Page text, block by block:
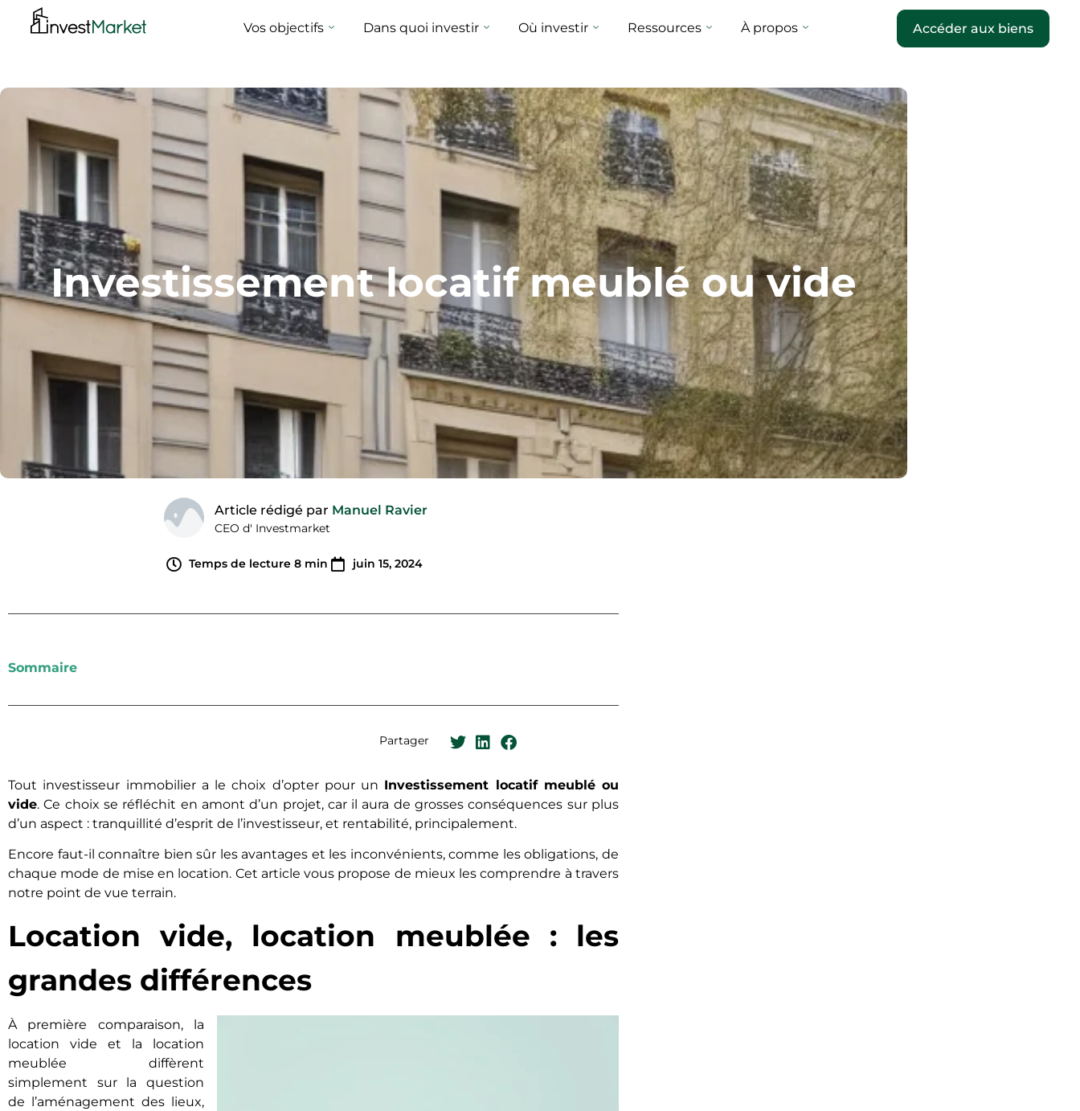
Vos objectifs Dans quoi investir Où investir Ressources À propos Accéder aux biens
Investissement locatif meublé ou vide
Article rédigé par Manuel Ravier
CEO d' Investmarket
Temps de lecture8 min juin 15, 2024
Sommaire
Partager
Tout investisseur immobilier a le choix d’opter pour un Investissement locatif meublé ou
vide. Ce choix se réfléchit en amont d’un projet, car il aura de grosses conséquences sur plus
d’un aspect : tranquillité d’esprit de l’investisseur, et rentabilité, principalement.
Encore faut-il connaître bien sûr les avantages et les inconvénients, comme les obligations, de
chaque mode de mise en location. Cet article vous propose de mieux les comprendre à travers
notre point de vue terrain.
Location vide, location meublée : les
grandes différences
À première comparaison, la
location vide et la location
meublée diffèrent
simplement sur la question
de l’aménagement des lieux,